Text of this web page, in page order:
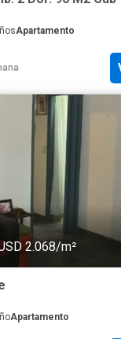
Apartamento
2.068/m²
Apartamento